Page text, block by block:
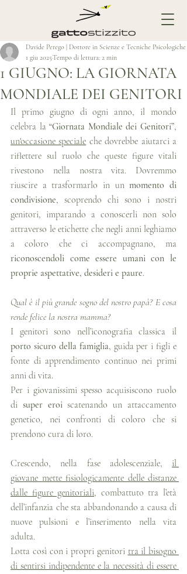
1 GIUGNO: LA GIORNATA
MONDIALE DEI GENITORI
Davide Perego | Dottore in Scienze e Tecniche Psicologiche
1 giu 2025Tempo di lettura: 2 min
Il primo giugno di ogni anno, il mondo
celebra la “Giornata Mondiale dei Genitori”
un'occasione speciale che dovrebbe aiutarci a
riflettere sul ruolo che queste figure vitali
rivestono nella nostra vita. Dovremmo
riuscire a trasformarlo in un momento di
condivisione, scoprendo chi sono i nostri
genitori, imparando a conoscerli non solo
attraverso le etichette che negli anni leghiamo
riconoscendoli come essere umani con le
proprie aspettative, desideri e paure.
Qual è il più grande sogno del nostro papà? E cosa
rende felice la nostra mamma?
porto sicuro della famiglia, guida per i figli e
fonte di apprendimento continuo nei primi
anni di vita.
Per i giovanissimi spesso acquisiscono ruolo
di super eroi scatenando un attaccamento
genetico, nei confronti di coloro che si
prendono cura di loro.
Crescendo, nella fase adolescenziale, il
giovane mette fisiologicamente delle distanze
dalle figure genitoriali, combattuto tra l’età
dell’infanzia che sta abbandonando a causa di
nuove pulsioni e l’inserimento nella vita
adulta.
Lotta così con i propri genitori tra il bisogno
di sentirsi indipendente e la necessità di essere